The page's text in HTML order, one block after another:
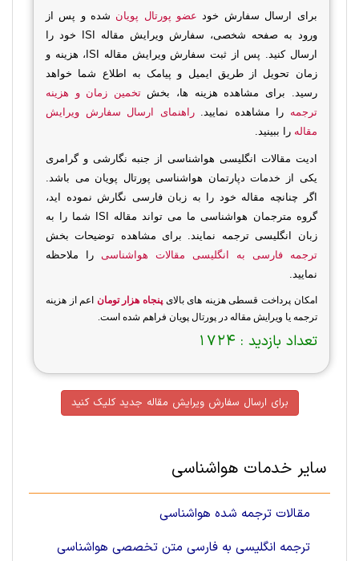
برای ارسال سفارش خود عضو پورتال پویان شده و پس از
ورود به صفحه شخصی، سفارش ویرایش مقاله
ISI
خود را
ارسال کنید. پس از ثبت سفارش ویرایش مقاله
ISI ، هزینه و
زمان تحویل از طریق ایمیل و پیامک به اطلاع شما خواهد
رسید. برای مشاهده هزینه ها، بخشتخمین زمان و هزینه
ترجمه را مشاهده نمایید.راهنمای ارسال سفارش ویرایش
مقاله را ببینید.
ادیت مقالات انگلیسی هواشناسی از جنبه نگارشی و گرامری
یکی از خدمات دپارتمان هواشناسی پورتال پویان می باشد.
اگر چنانچه مقاله خود را به زبان فارسی نگارش نموده اید،
گروه مترجمان هواشناسی ما می تواند مقاله
ISI
شما را به
زبان انگلیسی ترجمه نمایند. برای مشاهده توضیحات بخش
ترجمه فارسی به انگلیسی مقالات هواشناسی
را ملاحظه
نمایید.
امکان پرداخت قسطی هزینه های بالایپنجاه هزار تومان اعم از هزینه
ترجمه یا ویرایش مقاله در پورتال پویان فراهم شده است.
تعداد بازدید : 1724
برای ارسال سفارش ویرایش مقاله جدید کلیک کنید
سایر خدمات هواشناسی
مقالات ترجمه شده هواشناسی
ترجمه انگلیسی به فارسی متن تخصصی هواشناسی